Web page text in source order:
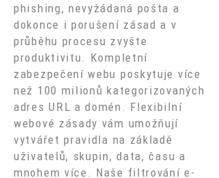
phishing, nevyžádaná pošta a
dokonce i porušení zásad a v
průběhu procesu zvyšte
produktivitu. Kompletní
zabezpečení webu poskytuje více
než 100 milionů kategorizovaných
adres URL a domén. Flexibilní
webové zásady vám umožňují
vytvářet pravidla na základě
uživatelů, skupin, data, času a
mnohem více. Naše filtrování e-